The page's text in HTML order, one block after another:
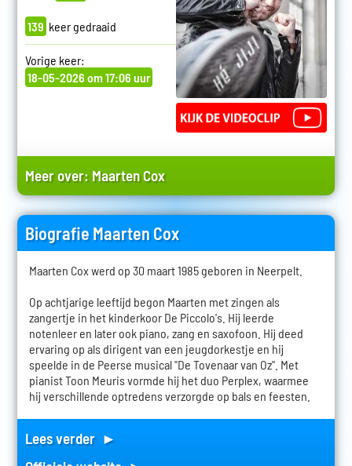
139 keer gedraaid
Vorige keer:
18-05-2026 om 17:06 uur
Meer over: Maarten Cox
Biografie Maarten Cox
Maarten Cox werd op 30 maart 1985 geboren in Neerpelt.
Op achtjarige leeftijd begon Maarten met zingen als
zangertje in het kinderkoor De Piccolo's. Hij leerde
notenleer en later ook piano, zang en saxofoon. Hij deed
ervaring op als dirigent van een jeugdorkestje en hij
speelde in de Peerse musical "De Tovenaar van Oz". Met
pianist Toon Meuris vormde hij het duo Perplex, waarmee
hij verschillende optredens verzorgde op bals en feesten.
Lees verder ►